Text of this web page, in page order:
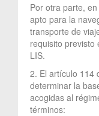
Por otra parte,
apto para la
transporte de
requisito previsto
LIS.
2. El artículo 114
determinar la
acogidas al
términos: